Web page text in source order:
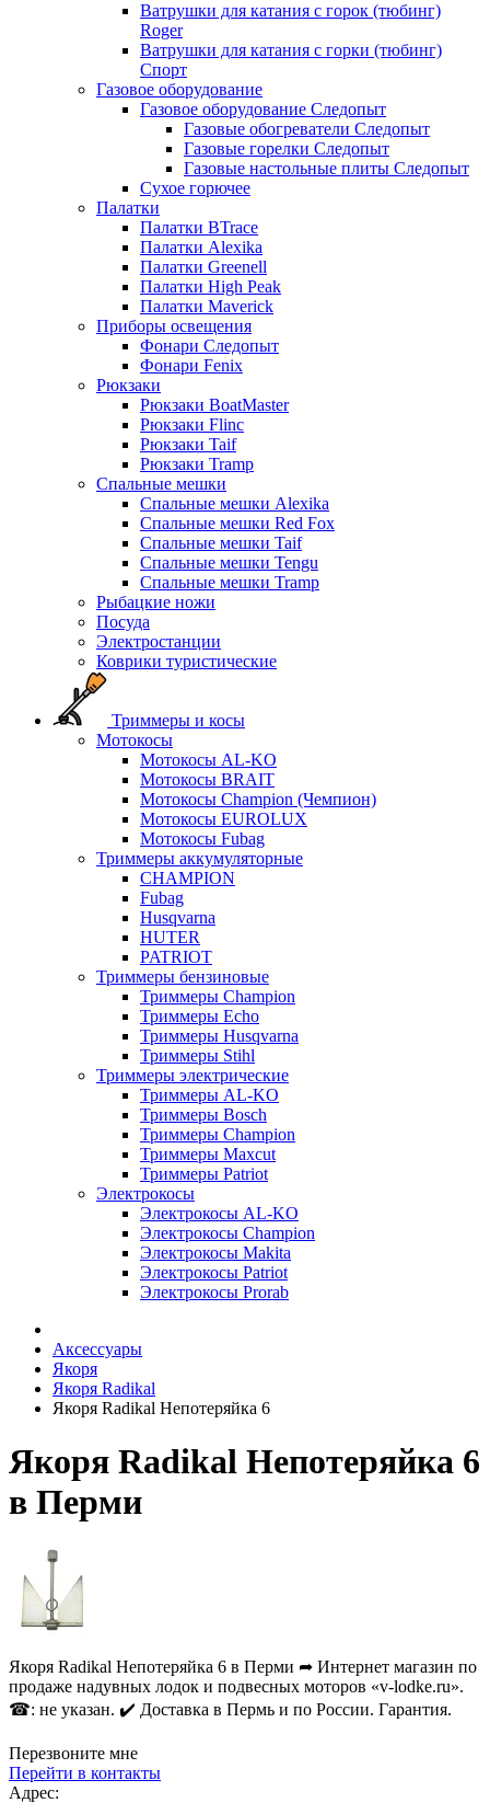
Ватрушки для катания с горок (тюбинг)
Roger
Ватрушки для катания с горки (тюбинг)
Спорт
Газовое оборудование
Газовое оборудование Следопыт
Газовые обогреватели Следопыт
Газовые горелки Следопыт
Газовые настольные плиты Следопыт
Сухое горючее
Палатки
Палатки BTrace
Палатки Alexika
Палатки Greenell
Палатки High Peak
Палатки Maverick
Приборы освещения
Фонари Следопыт
Фонари Fenix
Рюкзаки
Рюкзаки BoatMaster
Рюкзаки Flinc
Рюкзаки Taif
Рюкзаки Tramp
Спальные мешки
Спальные мешки Alexika
Спальные мешки Red Fox
Спальные мешки Taif
Спальные мешки Tengu
Спальные мешки Tramp
Рыбацкие ножи
Посуда
Электростанции
Коврики туристические
Триммеры и косы
Мотокосы
Мотокосы AL-KO
Мотокосы BRAIT
Мотокосы Champion (Чемпион)
Мотокосы EUROLUX
Мотокосы Fubag
Триммеры аккумуляторные
CHAMPION
Fubag
Husqvarna
HUTER
PATRIOT
Триммеры бензиновые
Триммеры Champion
Триммеры Echo
Триммеры Husqvarna
Триммеры Stihl
Триммеры электрические
Триммеры AL-KO
Триммеры Bosch
Триммеры Champion
Триммеры Maxcut
Триммеры Patriot
Электрокосы
Электрокосы AL-KO
Электрокосы Champion
Электрокосы Makita
Электрокосы Patriot
Электрокосы Prorab
Аксессуары
Якоря
Якоря Radikal
Якоря Radikal Непотеряйка 6
Якоря Radikal Непотеряйка 6
в Перми
Якоря Radikal Непотеряйка 6 в Перми ➦ Интернет магазин по
продаже надувных лодок и подвесных моторов «v-lodke.ru».
☎: не указан. ✔️ Доставка в Пермь и по России. Гарантия.
Перезвоните мне
Перейти в контакты
Адрес: